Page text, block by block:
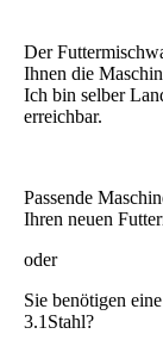
Der
Ihnen die
Ich bin selber
erreichbar.
Passende
Ihren neuen
oder
Sie benötigen
3.1Stahl?